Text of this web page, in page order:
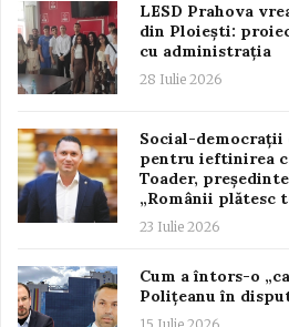
LESD Prahova
din Ploiești:
cu administrația
28 Iulie 2026
Social-democrații
pentru ieftinirea
Toader,
„Românii plătesc
23 Iulie 2026
Cum a întors-o
Polițeanu în